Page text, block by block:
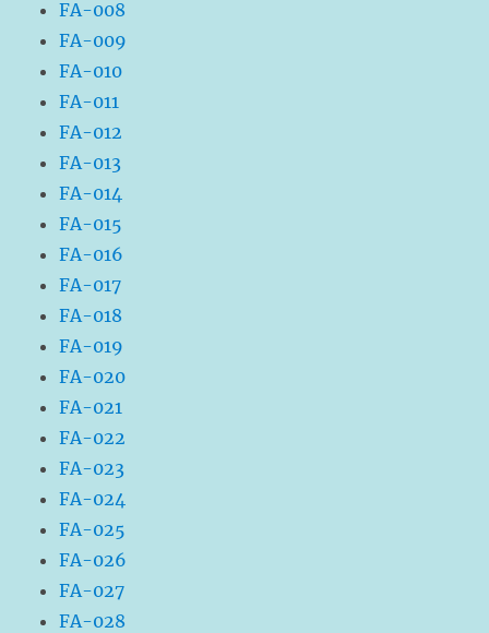
FA-008
FA-009
FA-010
FA-011
FA-012
FA-013
FA-014
FA-015
FA-016
FA-017
FA-018
FA-019
FA-020
FA-021
FA-022
FA-023
FA-024
FA-025
FA-026
FA-027
FA-028